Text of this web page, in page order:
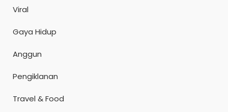
Viral
Gaya Hidup
Anggun
Pengiklanan
Travel & Food